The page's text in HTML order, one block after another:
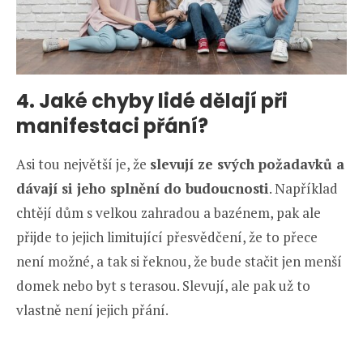
4. Jaké chyby lidé dělají při
manifestaci přání?
Asi tou největší je, že slevují ze svých požadavků a
dávají si jeho splnění do budoucnosti. Například
chtějí dům s velkou zahradou a bazénem, pak ale
přijde to jejich limitující přesvědčení, že to přece
není možné, a tak si řeknou, že bude stačit jen menší
domek nebo byt s terasou. Slevují, ale pak už to
vlastně není jejich přání.